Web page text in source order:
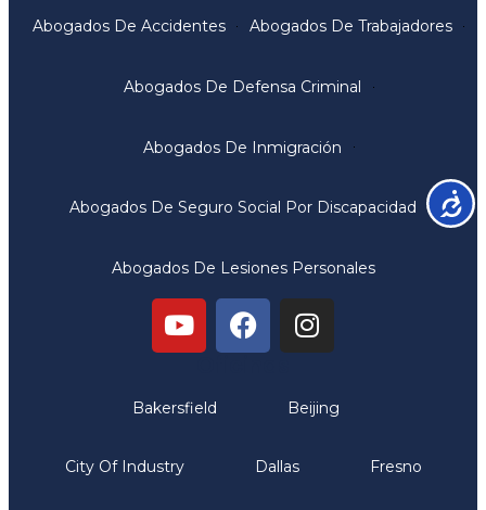
Abogados De Accidentes Abogados De Trabajadores
Abogados De Defensa Criminal
Abogados De Inmigración
Abogados De Seguro Social Por Discapacidad
Abogados De Lesiones Personales
Bakersfield Beijing
City Of Industry Dallas Fresno